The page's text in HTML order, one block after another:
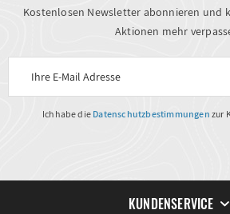
Kostenlosen Newsletter abonnieren und
Aktionen mehr
Ich habe die Datenschutzbestimmungen zur
KUNDENSERVICE